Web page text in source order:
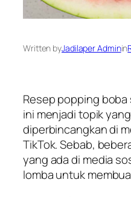
Written byJadilaper Adminin
Resep popping
ini menjadi topik
diperbincangkan di
TikTok. Sebab,
yang ada di media
lomba untuk